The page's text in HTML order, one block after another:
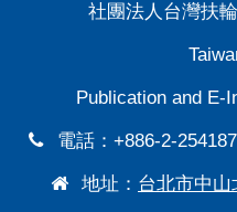
社團法人台灣扶
Publication and E-
電話：+886-2-
地址： 台北市中山